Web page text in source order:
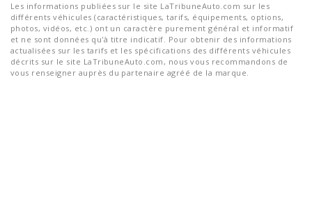
Les informations publiées sur le site LaTribuneAuto.com sur les
différents véhicules (caractéristiques, tarifs, équipements, options,
photos, vidéos, etc.) ont un caractère purement général et informatif
et ne sont données qu'à titre indicatif. Pour obtenir des informations
actualisées sur les tarifs et les spécifications des différents véhicules
décrits sur le site LaTribuneAuto.com, nous vous recommandons de
vous renseigner auprès du partenaire agréé de la marque.